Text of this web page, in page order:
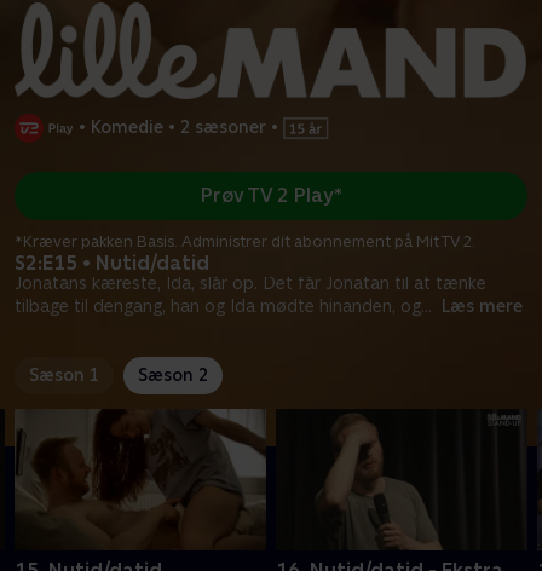
• Komedie • 2 sæsoner •
S2:E15 • Nutid/datid
Jonatans kæreste, Ida, slår op. Det får Jonatan til at tænke
tilbage til dengang, han og Ida mødte hinanden, og... Læs mere
Prøv TV 2 Play*
*Kræver pakken Basis. Administrer dit abonnement på Mit TV 2.
Sæson 1 Sæson 2